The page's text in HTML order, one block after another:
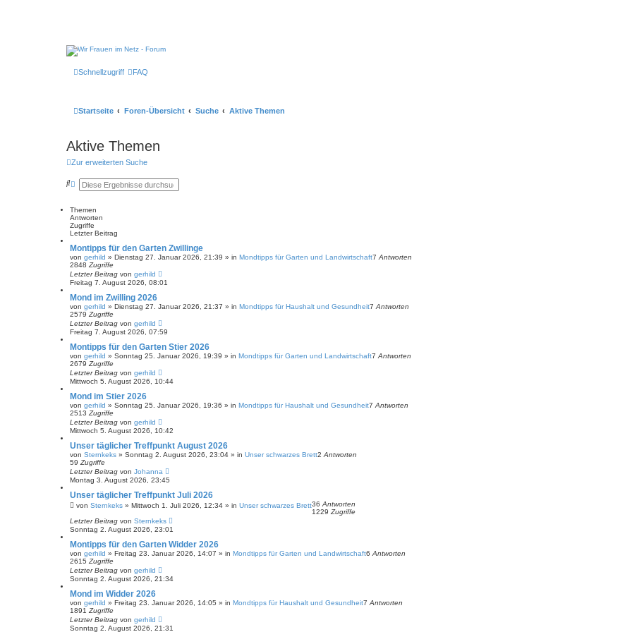
Schnellzugriff FAQ
Startseite Foren-Übersicht Suche Aktive Themen
Aktive Themen
Zur erweiterten Suche
S
h
e
E
e
i
t
e
t
e
S
u
c
e
Themen
Antworten
Zugriffe
Letzter Beitrag
Montipps für den Garten Zwillinge
von gerhild » Dienstag 27. Januar 2026, 21:39 » in Mondtipps für Garten und Landwirtschaft7 Antworten
2848 Zugriffe
Letzter Beitrag von gerhild
Freitag 7. August 2026, 08:01
Mond im Zwilling 2026
von gerhild » Dienstag 27. Januar 2026, 21:37 » in Mondtipps für Haushalt und Gesundheit7 Antworten
2579 Zugriffe
Letzter Beitrag von gerhild
Freitag 7. August 2026, 07:59
Montipps für den Garten Stier 2026
von gerhild » Sonntag 25. Januar 2026, 19:39 » in Mondtipps für Garten und Landwirtschaft7 Antworten
2679 Zugriffe
Letzter Beitrag von gerhild
Mittwoch 5. August 2026, 10:44
Mond im Stier 2026
von gerhild » Sonntag 25. Januar 2026, 19:36 » in Mondtipps für Haushalt und Gesundheit7 Antworten
2513 Zugriffe
Letzter Beitrag von gerhild
Mittwoch 5. August 2026, 10:42
Unser täglicher Treffpunkt August 2026
von Sternkeks» Sonntag 2. August 2026, 23:04» in Unser schwarzes Brett2 Antworten
59 Zugriffe
Letzter Beitrag von Johanna
Montag 3. August 2026, 23:45
Unser täglicher Treffpunkt Juli 2026
von Sternkeks» Mittwoch 1. Juli 2026, 12:34» in Unser schwarzes Brett36 Antworten
1229 Zugriffe
Letzter Beitrag von Sternkeks
Sonntag 2. August 2026, 23:01
Montipps für den Garten Widder 2026
von gerhild » Freitag 23. Januar 2026, 14:07 » in Mondtipps für Garten und Landwirtschaft6 Antworten
2615 Zugriffe
Letzter Beitrag von gerhild
Sonntag 2. August 2026, 21:34
Mond im Widder 2026
von gerhild » Freitag 23. Januar 2026, 14:05 » in Mondtipps für Haushalt und Gesundheit7 Antworten
1891 Zugriffe
Letzter Beitrag von gerhild
Sonntag 2. August 2026, 21:31